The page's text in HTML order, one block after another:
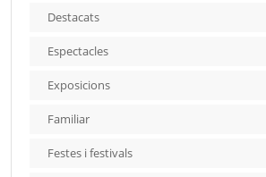
Destacats
Espectacles
Exposicions
Familiar
Festes i festivals